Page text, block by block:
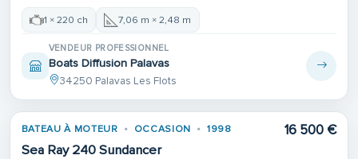
1 × 220 ch 7,06 m × 2,48 m
VENDEUR PROFESSIONNEL
Boats Diffusion Palavas
34250 Palavas Les Flots
BATEAU À MOTEUR OCCASION 1998
Sea Ray 240 Sundancer
16 500 €